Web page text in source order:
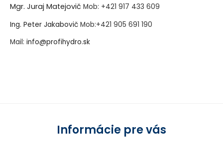
Mgr. Juraj Matejovič Mob: +421 917 433 609
Ing. Peter Jakabovič Mob:+421 905 691 190
Mail: info@profihydro.sk
Informácie pre vás